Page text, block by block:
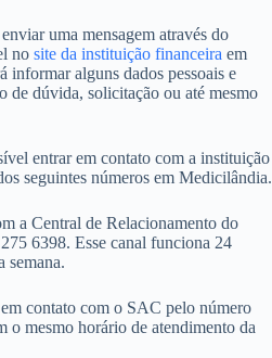
uma mensagem através do
no site da instituição financeira em
alguns dados pessoais e
de dúvida, solicitação ou até mesmo
entrar em contato com a instituição
seguintes números em Medicilândia.
a Central de Relacionamento do
6398. Esse canal funciona 24
semana.
contato com o SAC pelo número
o mesmo horário de atendimento da